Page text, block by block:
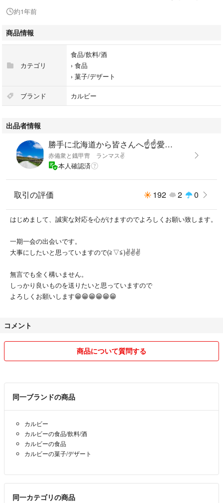
北海道を味わって下さい😊
賞味期限は９月末どすえ❤️
約1年前
商品情報
カテゴリ
食品/飲料/酒
› 食品
› 菓子/デザート
ブランド カルビー
出品者情報
勝手に北海道から皆さんへ☝️☝️愛送りたい🤣
赤備衆と鐡甲冑 ランマス✌️
本人確認済
取引の評価 192 2 0
はじめまして、誠実な対応を心がけますのでよろしくお願い致します。
一期一会の出会いです。
大事にしたいと思っていますので(⁠≧⁠▽⁠≦⁠)✌️✌️✌️
無言でも全く構いません。
しっかり良いものを送りたいと思っていますので
よろしくお願いします😁😁😁😁😁😁
コメント
商品について質問する
同一ブランドの商品
カルビー
カルビーの食品/飲料/酒
カルビーの食品
カルビーの菓子/デザート
同一カテゴリの商品